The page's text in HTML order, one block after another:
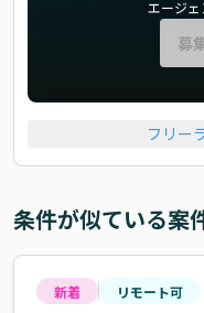
エージ
募
フリー
条件が似ている案
新着 リモート可